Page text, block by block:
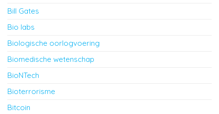
Bill Gates
Bio labs
Biologische oorlogvoering
Biomedische wetenschap
BioNTech
Bioterrorisme
Bitcoin